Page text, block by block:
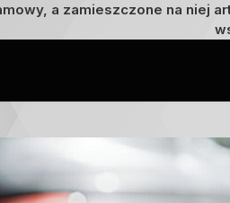
a zamieszczone na niej